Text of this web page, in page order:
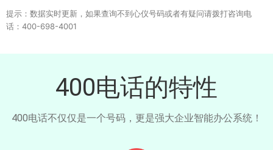
提示：数据实时更新，如果查询不到心仪号码或者有疑问请拨打咨询电
话：400-698-4001
400电话的特性
400电话不仅仅是一个号码，更是强大企业智能办公系统！